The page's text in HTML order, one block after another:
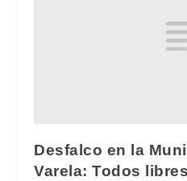
Desfalco en la
Varela: Todos